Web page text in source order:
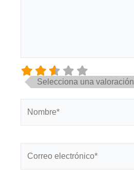
Selecciona una valoración
electrónico*